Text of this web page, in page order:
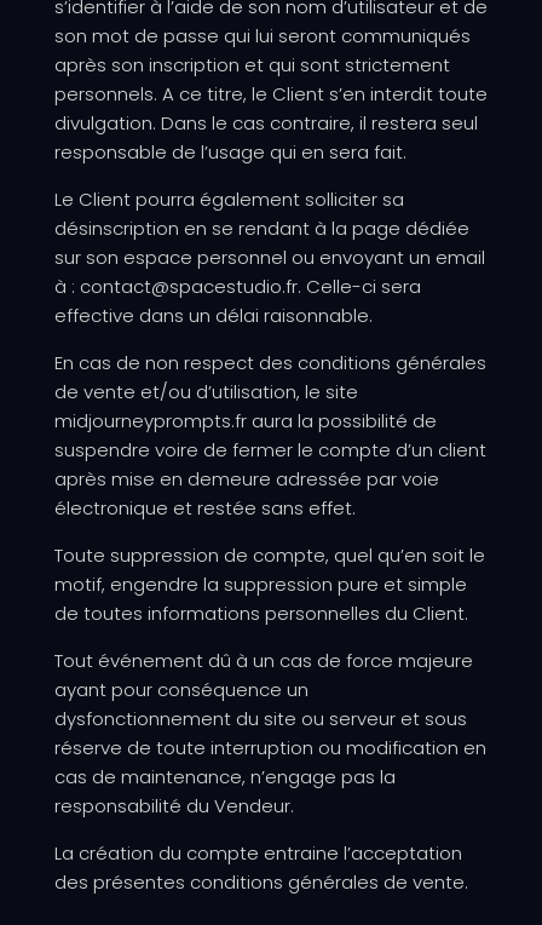
s’identifier à l’aide de son nom d’utilisateur et de
son mot de passe qui lui seront communiqués
après son inscription et qui sont strictement
personnels. A ce titre, le Client s’en interdit toute
divulgation. Dans le cas contraire, il restera seul
responsable de l’usage qui en sera fait.
Le Client pourra également solliciter sa
désinscription en se rendant à la page dédiée
sur son espace personnel ou envoyant un email
à : contact@spacestudio.fr. Celle-ci sera
effective dans un délai raisonnable.
En cas de non respect des conditions générales
de vente et/ou d’utilisation, le site
midjourneyprompts.fr aura la possibilité de
suspendre voire de fermer le compte d’un client
après mise en demeure adressée par voie
électronique et restée sans effet.
Toute suppression de compte, quel qu’en soit le
motif, engendre la suppression pure et simple
de toutes informations personnelles du Client.
Tout événement dû à un cas de force majeure
ayant pour conséquence un
dysfonctionnement du site ou serveur et sous
réserve de toute interruption ou modification en
cas de maintenance, n’engage pas la
responsabilité du Vendeur.
La création du compte entraine l’acceptation
des présentes conditions générales de vente.